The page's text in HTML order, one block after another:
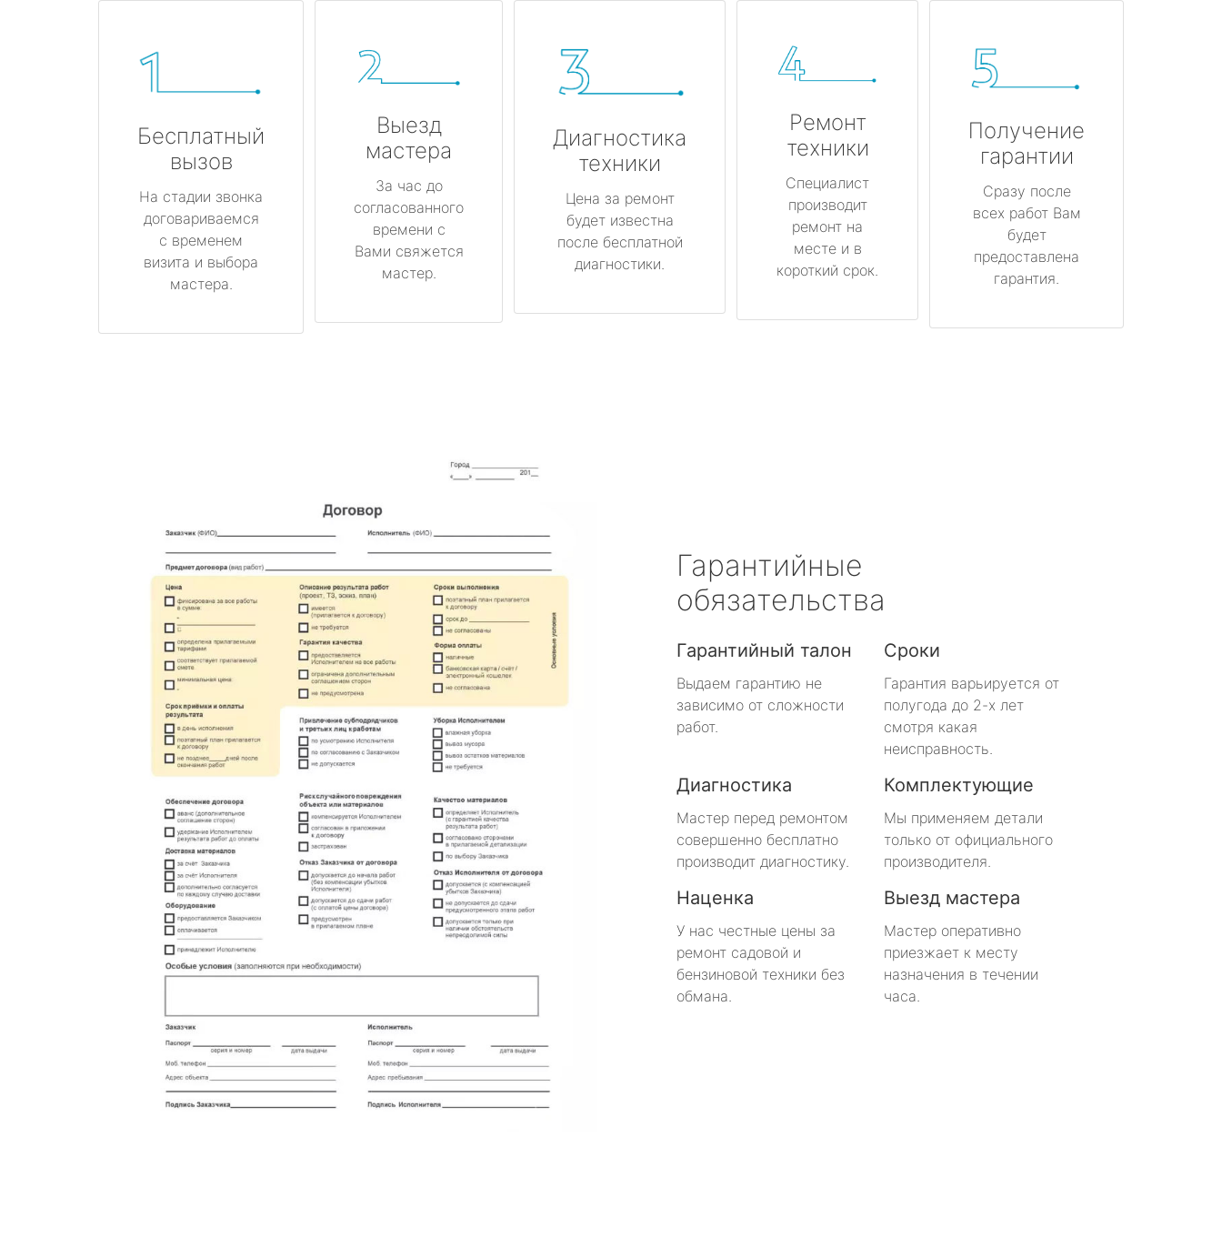
Бесплатный
вызов
На стадии звонка
договариваемся
с временем
визита и выбора
мастера.
Выезд
мастера
За час до
согласованного
времени с
Вами свяжется
мастер.
Диагностика
техники
Цена за ремонт
будет известна
после бесплатной
диагностики.
Ремонт
техники
Специалист
производит
ремонт на
месте и в
короткий срок.
Получение
гарантии
Сразу после
всех работ Вам
будет
предоставлена
гарантия.
Гарантийные
обязательства
Гарантийный талон
Выдаем гарантию не
зависимо от сложности
работ.
Сроки
Гарантия варьируется от
полугода до 2-х лет
смотря какая
неисправность.
Диагностика
Мастер перед ремонтом
совершенно бесплатно
производит диагностику.
Комплектующие
Мы применяем детали
только от официального
производителя.
Наценка
У нас честные цены за
ремонт садовой и
бензиновой техники без
обмана.
Выезд мастера
Мастер оперативно
приезжает к месту
назначения в течении
часа.